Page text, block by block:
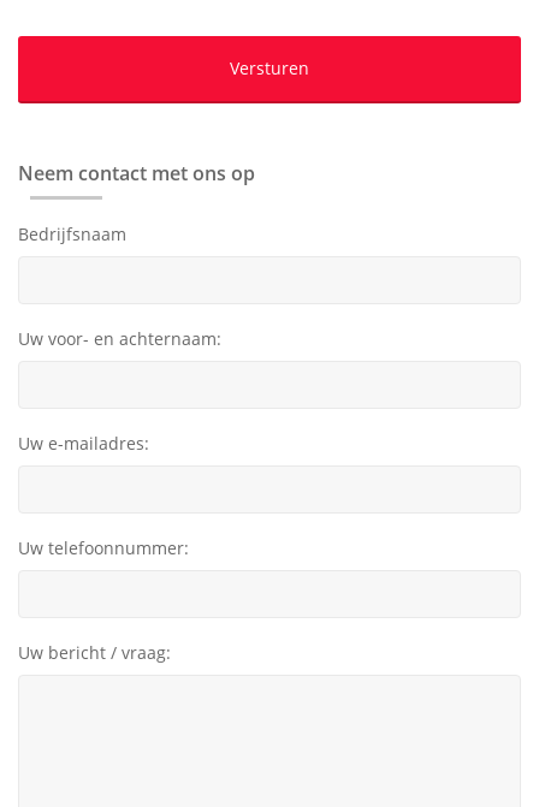
Neem contact met ons op
Bedrijfsnaam
Uw voor- en achternaam:
Uw e-mailadres:
Uw telefoonnummer:
Uw bericht / vraag: